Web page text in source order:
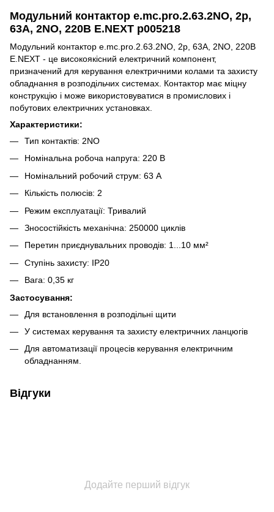
Модульний контактор e.mc.pro.2.63.2NO, 2р,
63А, 2NO, 220В Е.NEXT p005218
Модульний контактор e.mc.pro.2.63.2NO, 2р, 63А, 2NO, 220В
Е.NEXT - це високоякісний електричний компонент,
призначений для керування електричними колами та захисту
обладнання в розподільчих системах. Контактор має міцну
конструкцію і може використовуватися в промислових і
побутових електричних установках.
Характеристики:
Тип контактів: 2NO
Номінальна робоча напруга: 220 В
Номінальний робочий струм: 63 А
Кількість полюсів: 2
Режим експлуатації: Тривалий
Зносостійкість механічна: 250000 циклів
Перетин приєднувальних проводів: 1...10 мм²
Ступінь захисту: IP20
Вага: 0,35 кг
Застосування:
Для встановлення в розподільні щити
У системах керування та захисту електричних ланцюгів
Для автоматизації процесів керування електричним
обладнанням.
Відгуки
Додайте перший відгук